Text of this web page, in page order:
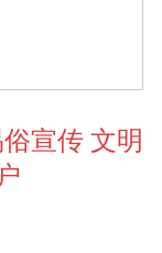
宣传 文明